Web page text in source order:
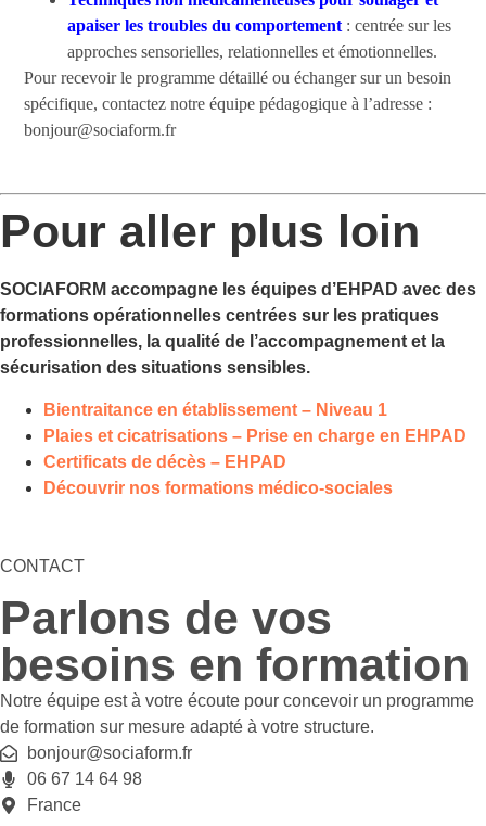
apaiser les troubles du comportement : centrée sur les
approches sensorielles, relationnelles et émotionnelles.
Pour recevoir le programme détaillé ou échanger sur un besoin
spécifique, contactez notre équipe pédagogique à l’adresse :
bonjour@sociaform.fr
Pour aller plus loin
SOCIAFORM accompagne les équipes d’EHPAD avec des
formations opérationnelles centrées sur les pratiques
professionnelles, la qualité de l’accompagnement et la
sécurisation des situations sensibles.
Bientraitance en établissement – Niveau 1
Plaies et cicatrisations – Prise en charge en EHPAD
Certificats de décès – EHPAD
Découvrir nos formations médico-sociales
CONTACT
Parlons de vos
besoins en formation
Notre équipe est à votre écoute pour concevoir un programme
de formation sur mesure adapté à votre structure.
bonjour@sociaform.fr
06 67 14 64 98
France